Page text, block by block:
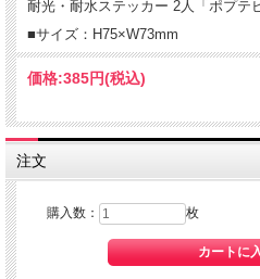
耐光・耐水ステッカー 2人「ポプテ
■サイズ：H75×W73mm
価格:385円(税込)
注文
購入数： 枚